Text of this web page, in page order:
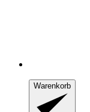
Warenkorb